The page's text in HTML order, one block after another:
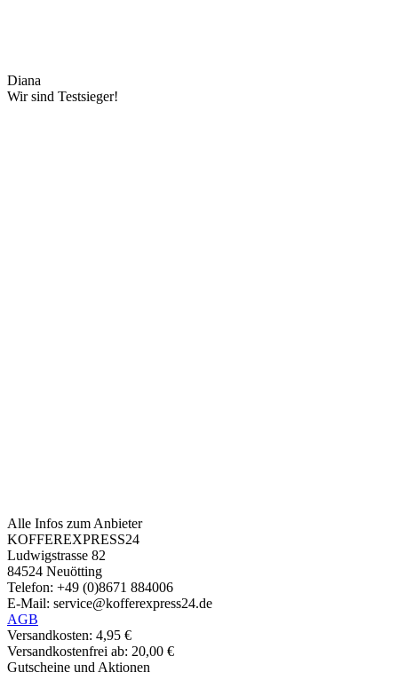
Diana
Wir sind Testsieger!
Alle Infos zum Anbieter
KOFFEREXPRESS24
Ludwigstrasse 82
84524 Neuötting
Telefon: +49 (0)8671 884006
E-Mail: service@kofferexpress24.de
AGB
Versandkosten: 4,95 €
Versandkostenfrei ab: 20,00 €
Gutscheine und Aktionen